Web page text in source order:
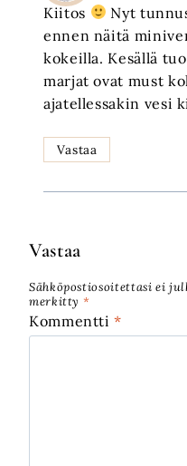
Kiitos
Nyt
ennen näitä
kokeilla. Kesällä
marjat ovat must
ajatellessakin vesi
Vastaa
Vastaa
Sähköpostiosoitettasi ei
merkitty *
Kommentti*